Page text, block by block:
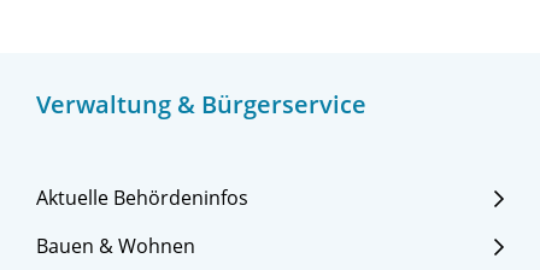
Verwaltung & Bürgerservice
Aktuelle Behördeninfos
Bauen & Wohnen